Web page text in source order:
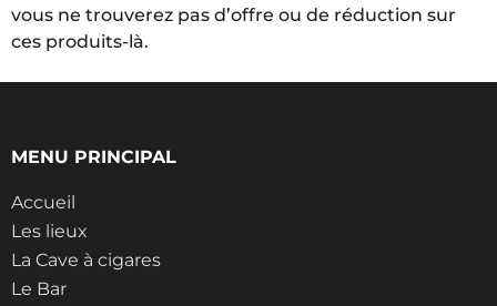
vous ne trouverez pas d’offre ou de réduction sur
ces produits-là.
MENU PRINCIPAL
Accueil
Les lieux
La Cave à cigares
Le Bar